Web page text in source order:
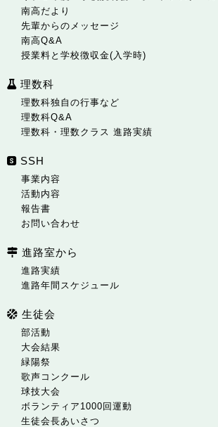
南高だより
先輩からのメッセージ
南高Q&A
授業料と学校徴収金(入学時)
理数科
理数科独自の行事など
理数科Q&A
理数科・理数クラス 進路実績
SSH
事業内容
活動内容
報告書
お問い合わせ
進路室から
進路実績
進路年間スケジュール
生徒会
部活動
大会結果
緑陽祭
歌声コンクール
球技大会
ボランティア1000回運動
生徒会長あいさつ